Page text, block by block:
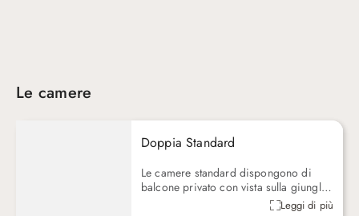
Le camere
Doppia Standard
Le camere standard dispongono di
balcone privato con vista sulla giungla
che circonda l'hotel: una natura pura,
Leggi di più